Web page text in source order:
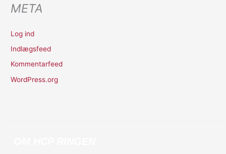
META
Log ind
Indlægsfeed
Kommentarfeed
WordPress.org